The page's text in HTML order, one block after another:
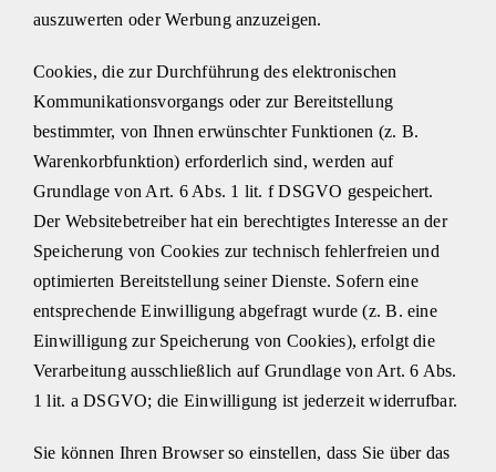
auszuwerten oder Werbung anzuzeigen.
Cookies, die zur Durchführung des elektronischen
Kommunikationsvorgangs oder zur Bereitstellung
bestimmter, von Ihnen erwünschter Funktionen (z. B.
Warenkorbfunktion) erforderlich sind, werden auf
Grundlage von Art. 6 Abs. 1 lit. f DSGVO gespeichert.
Der Websitebetreiber hat ein berechtigtes Interesse an der
Speicherung von Cookies zur technisch fehlerfreien und
optimierten Bereitstellung seiner Dienste. Sofern eine
entsprechende Einwilligung abgefragt wurde (z. B. eine
Einwilligung zur Speicherung von Cookies), erfolgt die
Verarbeitung ausschließlich auf Grundlage von Art. 6 Abs.
1 lit. a DSGVO; die Einwilligung ist jederzeit widerrufbar.
Sie können Ihren Browser so einstellen, dass Sie über das